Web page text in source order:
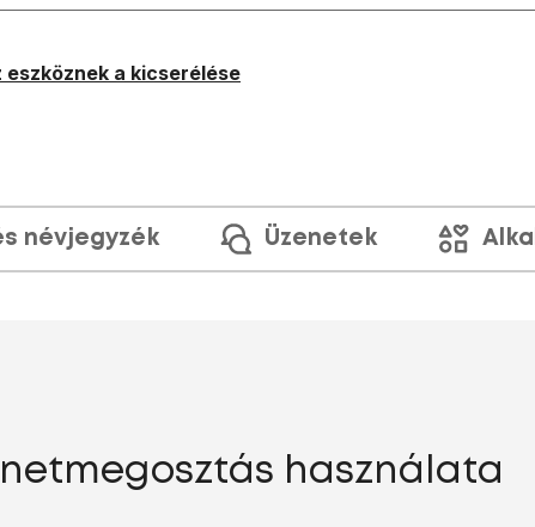
eszköznek a kicserélése
névjegyzék Üzenetek
használata